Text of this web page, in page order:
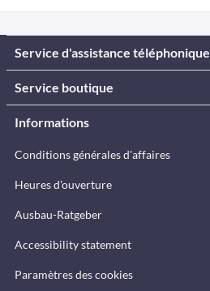
Service d'assistance téléphonique
Service boutique
Informations
Conditions générales d'affaires
Heures d'ouverture
Ausbau-Ratgeber
Accessibility statement
Paramètres des cookies